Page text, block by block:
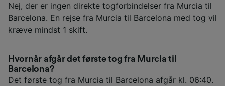
Nej, der er ingen direkte togforbindelser fra Murcia til
Barcelona. En rejse fra Murcia til Barcelona med tog vil
kræve mindst 1 skift.
Hvornår afgår det første tog fra Murcia til
Barcelona?
Det første tog fra Murcia til Barcelona afgår kl. 06:40.